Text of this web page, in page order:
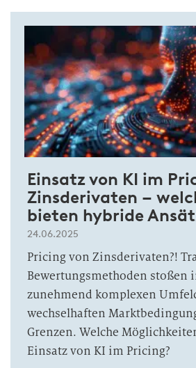
Einsatz von KI im
Zinsderivaten –
bieten hybride
24.06.2025
Pricing von Zinsderivaten?!
Bewertungsmethoden stoßen
zunehmend komplexen
wechselhaften
Grenzen. Welche
Einsatz von KI im Pricing?